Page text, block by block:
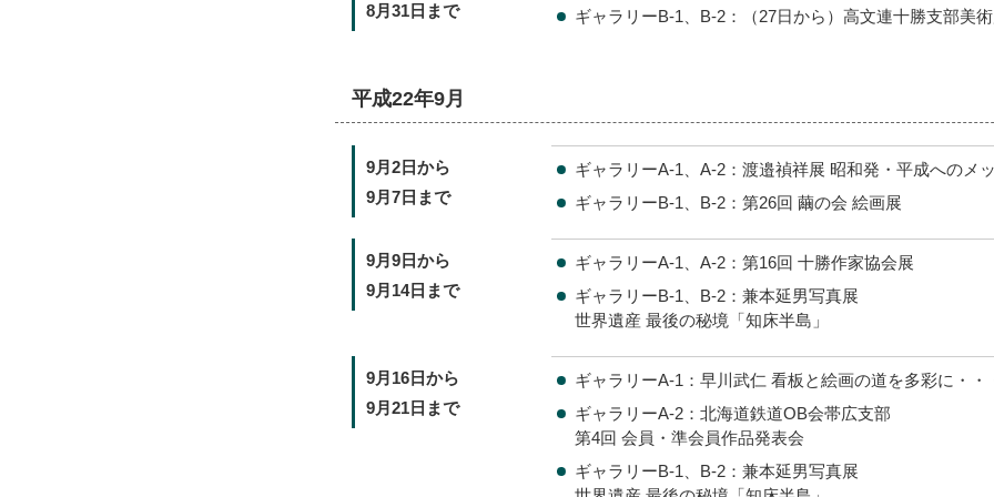
8月31日まで
ギャラリーB-1、B-2：（27日から）高文連十勝支部美
平成22年9月
9月2日から
9月7日まで
ギャラリーA-1、A-2：渡邉禎祥展 昭和発・平成へのメ
ギャラリーB-1、B-2：第26回 繭の会 絵画展
9月9日から
9月14日まで
ギャラリーA-1、A-2：第16回 十勝作家協会展
ギャラリーB-1、B-2：兼本延男写真展
世界遺産 最後の秘境「知床半島」
9月16日から
9月21日まで
ギャラリーA-1：早川武仁 看板と絵画の道を多彩に・・
ギャラリーA-2：北海道鉄道OB会帯広支部
第4回 会員・準会員作品発表会
ギャラリーB-1、B-2：兼本延男写真展